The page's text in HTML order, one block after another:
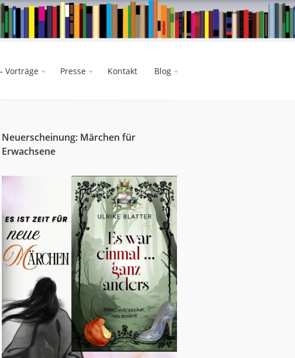
Vorträge Presse Kontakt Blog
Neuerscheinung: Märchen für
Erwachsene